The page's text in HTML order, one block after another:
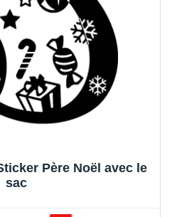
Père Noël avec le
sac